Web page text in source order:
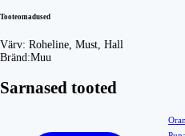
Tooteomadused
Värv: Roheline, Must, Hall
Bränd:Muu
Sarnased tooted